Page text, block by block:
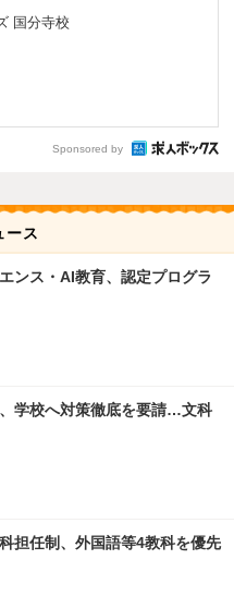
国分寺校
Sponsored by
ース
ンス・AI教育、認定プログラ
学校へ対策徹底を要請…文科
担任制、外国語等4教科を優先